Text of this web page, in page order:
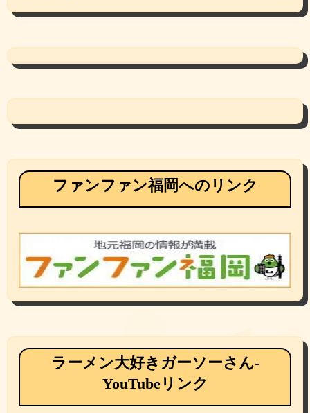
ファンファン福岡へのリンク
ラーメン大好きガーソーさん-
YouTubeリンク